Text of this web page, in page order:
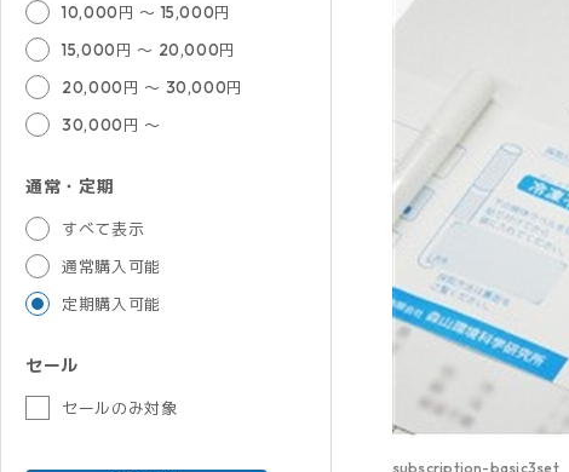
10,000円 ～ 15,000円
15,000円 ～ 20,000円
20,000円 ～ 30,000円
30,000円 ～
通常・定期
すべて表示
通常購入可能
定期購入可能
セール
セールのみ対象
subscription-basic3set